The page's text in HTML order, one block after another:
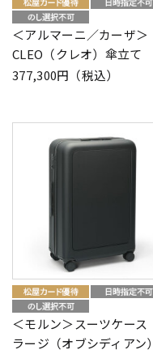
＜アルマーニ／カーザ＞
CLEO（クレオ）傘立て
377,300円（税込）
＜モルン＞スーツケース
ラージ（オブシディアン）